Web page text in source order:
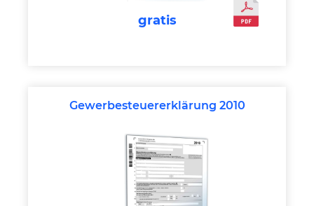
gratis
Gewerbesteuererklärung 2010